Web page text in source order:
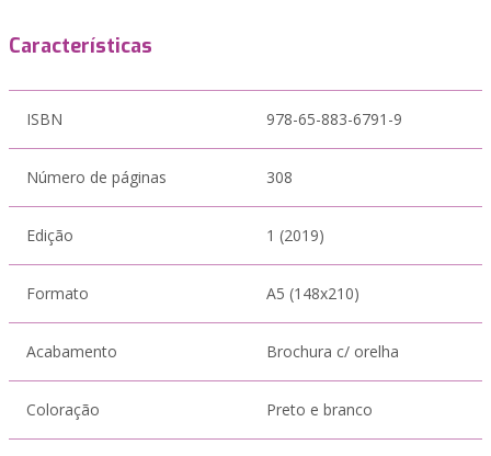
Características
ISBN 978-65-883-6791-9
Número de páginas 308
Edição 1 (2019)
Formato A5 (148x210)
Acabamento Brochura c/ orelha
Coloração Preto e branco